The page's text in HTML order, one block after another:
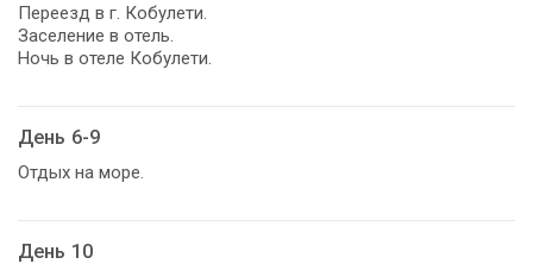
Переезд в г. Кобулети.
Заселение в отель.
Ночь в отеле Кобулети.
День 6-9
Отдых на море.
День 10